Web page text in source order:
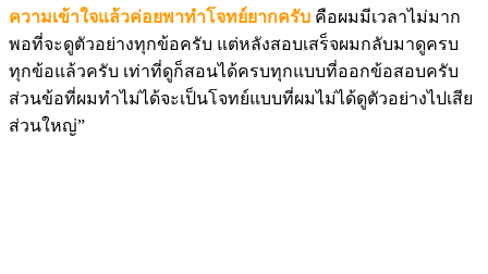
ความเข้าใจแล้วค่อยพาทำโจทย์ยากครับ คือผมมีเวลาไม่มาก
พอที่จะดูตัวอย่างทุกข้อครับ แต่หลังสอบเสร็จผมกลับมาดูครบ
ทุกข้อแล้วครับ เท่าที่ดูก็สอนได้ครบทุกแบบที่ออกข้อสอบครับ
ส่วนข้อที่ผมทำไม่ได้จะเป็นโจทย์แบบที่ผมไม่ได้ดูตัวอย่างไปเสีย
ส่วนใหญ่”